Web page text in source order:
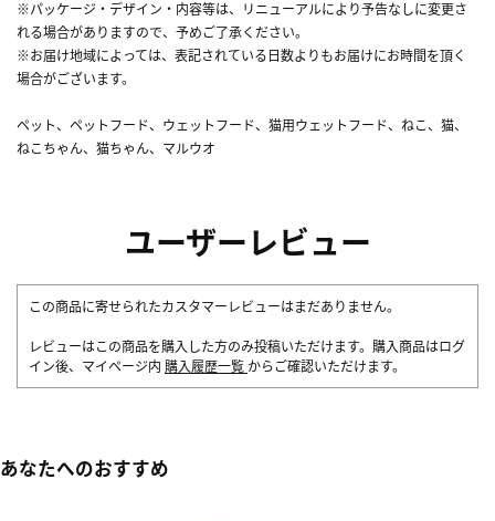
※パッケージ・デザイン・内容等は、リニューアルにより予告なしに変更さ
れる場合がありますので、予めご了承ください。
※お届け地域によっては、表記されている日数よりもお届けにお時間を頂く
場合がございます。
ペット、ペットフード、ウェットフード、猫用ウェットフード、ねこ、猫、
ねこちゃん、猫ちゃん、マルウオ
ユーザーレビュー
この商品に寄せられたカスタマーレビューはまだありません。
レビューはこの商品を購入した方のみ投稿いただけます。購入商品はログ
イン後、マイページ内 購入履歴一覧 からご確認いただけます。
あなたへのおすすめ